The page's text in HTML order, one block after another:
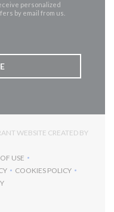
personalized
by email from us.
WEBSITE CREATED BY
WINDOW))
USE
((OPENS IN A NEW WINDOW))
WINDOW))
COOKIES POLICY
((OPENS IN A NEW
IN A NEW WINDOW))